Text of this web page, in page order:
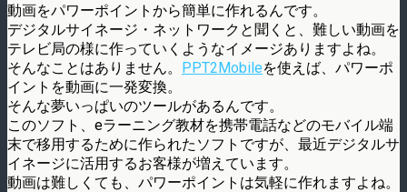
動画をパワーポイントから簡単に作れるんです。
デジタルサイネージ・ネットワークと聞くと、難しい動画を
テレビ局の様に作っていくようなイメージありますよね。
そんなことはありません。 PPT2Mobileを使えば、パワーポ
イントを動画に一発変換。
そんな夢いっぱいのツールがあるんです。
このソフト、eラーニング教材を携帯電話などのモバイル端
末で移用するために作られたソフトですが、最近デジタルサ
イネージに活用するお客様が増えています。
動画は難しくても、パワーポイントは気軽に作れますよね。